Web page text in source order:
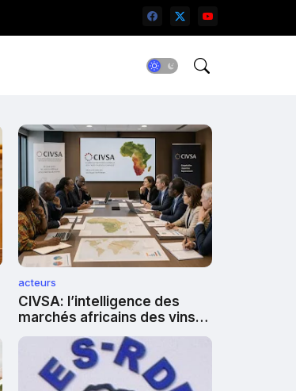
acteurs
CIVSA: l’intelligence des
marchés africains des vins,
champagnes et spiritueux